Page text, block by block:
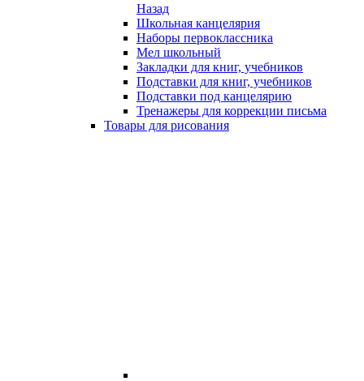
Назад
Школьная канцелярия
Наборы первоклассника
Мел школьный
Закладки для книг, учебников
Подставки для книг, учебников
Подставки под канцелярию
Тренажеры для коррекции письма
Товары для рисования